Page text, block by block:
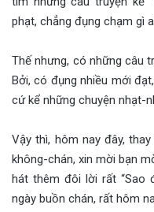
phạt, chẳng đụng chạm gì
Thế nhưng, có những câu
Bởi, có đụng nhiều mới
cứ kể những chuyện nhạt-
Vậy thì, hôm nay đây,
không-chán, xin mời bạn
hát thêm đôi lời rất “Sao
ngày buồn chán, rất hôm